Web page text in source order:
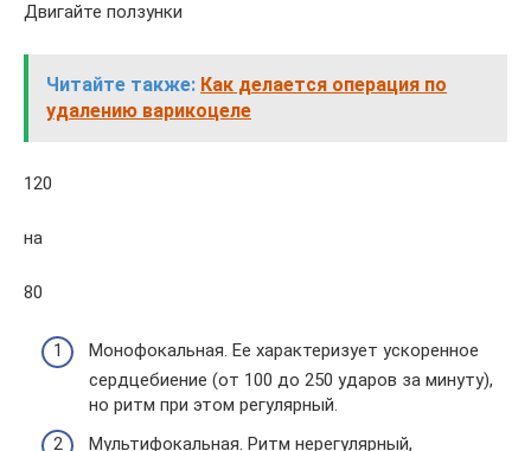
Двигайте ползунки
Читайте также: Как делается операция по
удалению варикоцеле
120
на
80
Монофокальная. Ее характеризует ускоренное
сердцебиение (от 100 до 250 ударов за минуту),
но ритм при этом регулярный.
Мультифокальная. Ритм нерегулярный,